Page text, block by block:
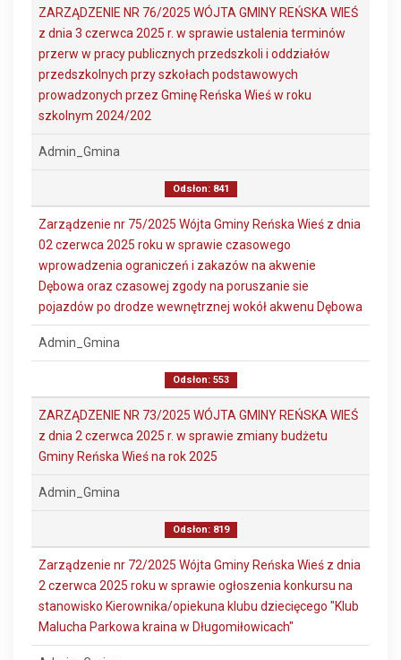
ZARZĄDZENIE NR 76/2025 WÓJTA GMINY REŃSKA WIEŚ
z dnia 3 czerwca 2025 r. w sprawie ustalenia terminów
przerw w pracy publicznych przedszkoli i oddziałów
przedszkolnych przy szkołach podstawowych
prowadzonych przez Gminę Reńska Wieś w roku
szkolnym 2024/202
Admin_Gmina
Odsłon: 841
Zarządzenie nr 75/2025 Wójta Gminy Reńska Wieś z dnia
02 czerwca 2025 roku w sprawie czasowego
wprowadzenia ograniczeń i zakazów na akwenie
Dębowa oraz czasowej zgody na poruszanie sie
pojazdów po drodze wewnętrznej wokół akwenu Dębowa
Admin_Gmina
Odsłon: 553
ZARZĄDZENIE NR 73/2025 WÓJTA GMINY REŃSKA WIEŚ
z dnia 2 czerwca 2025 r. w sprawie zmiany budżetu
Gminy Reńska Wieś na rok 2025
Admin_Gmina
Odsłon: 819
Zarządzenie nr 72/2025 Wójta Gminy Reńska Wieś z dnia
2 czerwca 2025 roku w sprawie ogłoszenia konkursu na
stanowisko Kierownika/opiekuna klubu dziecięcego "Klub
Malucha Parkowa kraina w Długomiłowicach"